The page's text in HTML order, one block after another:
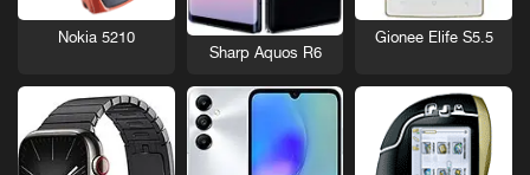
Gionee Elife S5.5
Sharp Aquos R6
Nokia 5210